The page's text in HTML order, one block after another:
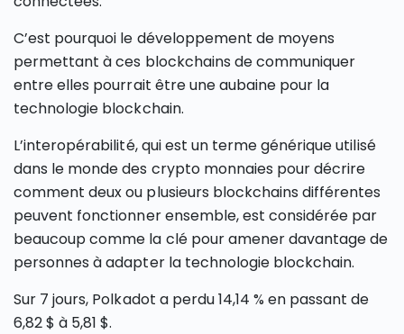
C’est pourquoi le développement de moyens
permettant à ces blockchains de communiquer
entre elles pourrait être une aubaine pour la
technologie blockchain.
L’interopérabilité, qui est un terme générique utilisé
dans le monde des crypto monnaies pour décrire
comment deux ou plusieurs blockchains différentes
peuvent fonctionner ensemble, est considérée par
beaucoup comme la clé pour amener davantage de
personnes à adapter la technologie blockchain.
Sur 7 jours, Polkadot a perdu 14,14 % en passant de
6,82 $ à 5,81 $.